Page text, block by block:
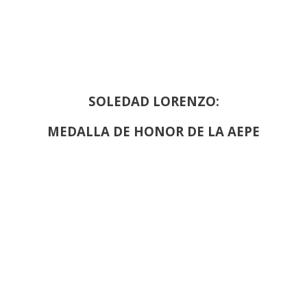
SOLEDAD LORENZO:
MEDALLA DE HONOR DE LA AEPE